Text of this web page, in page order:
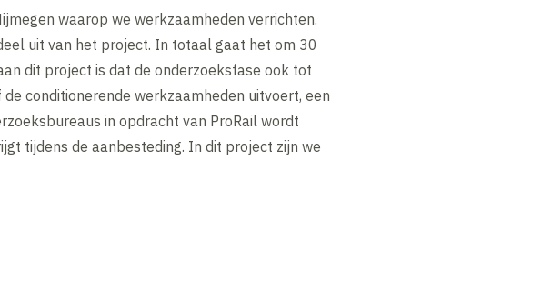
waarop we werkzaamheden verrichten.
uit van het project. In totaal gaat het om 30
dit project is dat de onderzoeksfase ook tot
conditionerende werkzaamheden uitvoert, een
in opdracht van ProRail wordt
tijdens de aanbesteding. In dit project zijn we